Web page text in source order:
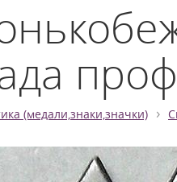
(медали,знаки,значки) ›